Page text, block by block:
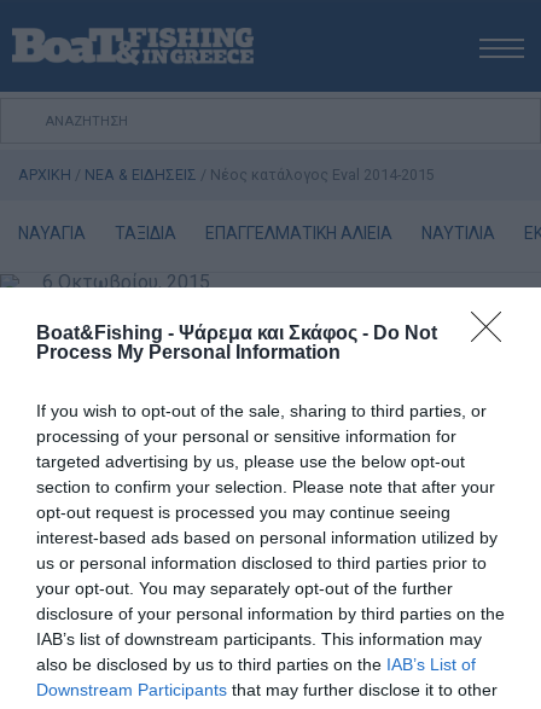
Boat&Fishing - Ψάρεμα και Σκάφος - Do Not
Process My Personal Information
If you wish to opt-out of the sale, sharing to third parties, or
processing of your personal or sensitive information for
targeted advertising by us, please use the below opt-out
section to confirm your selection. Please note that after your
opt-out request is processed you may continue seeing
interest-based ads based on personal information utilized by
us or personal information disclosed to third parties prior to
your opt-out. You may separately opt-out of the further
disclosure of your personal information by third parties on the
IAB’s list of downstream participants. This information may
also be disclosed by us to third parties on the IAB’s List of
Downstream Participants that may further disclose it to other
ΑΡΧΙΚΗ
ΕΚΔΟΣΕΙΣ
ΨΑΡΕΜΑ ΑΠΟ ΑΚΤΗ
ΣΚΑΦΟΣ
ΕΞΟΠΛΙΣΜΟΣ
ΘΕΣΣΑΛΟΝΙΚΗ BOAT & FISHING SHOW 2025
BOAT & FISHING SHOW 2025
ΑΡΧΙΚΗ / ΝΕΑ & ΕΙΔΗΣΕΙΣ / Νέος κατάλογος Eval 2014-2015
ΝΑΥΑΓΙΑ ΤΑΞΙΔΙΑ ΕΠΑΓΓΕΛΜΑΤΙΚΗ ΑΛΙΕΙΑ ΝΑΥΤΙΛΙΑ
6 Οκτωβρίου, 2015
Νέος κατάλογος Eval 2014-2015
ακόµη µεγαλύτερη γκάµα προϊόντων που καλύπτει όλες
τις ανάγκες του σκάφους µε περισσότερους από 6.000
κωδικούς ναυτιλιακών ειδών για να επιλέξετε.
Ο κατάλογος εµπεριέχει πολλά νέα είδη που θα σας
ενθουσιάσουν !
Ολόκληρο τον κατάλογο της EVAL µπορείτε να τον δείτε
και να τον κατεβάσετε και σε ηλεκτρονική µορφή από το
www.eval.gr και http://www.eval.gr/flipbook/eval/index.html
Η EVAL Ε.Γ. ΒΑΛΛΙΑΝΑΤΟΣ ΑΒΕΕ δραστηριοποιείται από
το 1976 µε την παραγωγή και διάθεση ναυτιλιακού
εξοπλισµού, σωστικού εξοπλισµού και αξεσουάρ σκαφών